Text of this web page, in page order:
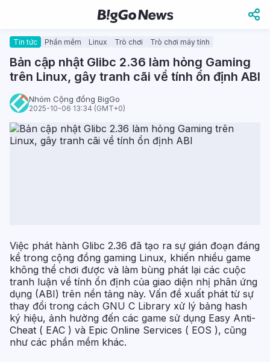
Tin tức Phần mềm Linux Trò chơi Trò chơi máy tính
Bản cập nhật Glibc 2.36 làm hỏng Gaming
trên Linux, gây tranh cãi về tính ổn định ABI
Nhóm Cộng đồng BigGo
2025-10-06 13:34 (GMT+0)
Việc phát hành Glibc 2.36 đã tạo ra sự gián đoạn đáng
kể trong cộng đồng gaming Linux, khiến nhiều game
không thể chơi được và làm bùng phát lại các cuộc
tranh luận về tính ổn định của giao diện nhị phân ứng
dụng (ABI) trên nền tảng này. Vấn đề xuất phát từ sự
thay đổi trong cách GNU C Library xử lý bảng hash
ký hiệu, ảnh hưởng đến các game sử dụng Easy Anti-
Cheat ( EAC ) và Epic Online Services ( EOS ), cũng
như các phần mềm khác.